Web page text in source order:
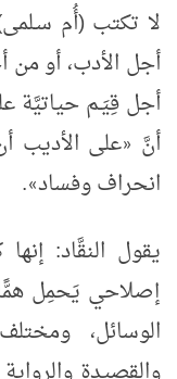
لا تكتب (أُم
أجل الأدب، أو من
أجل قِيَـم حياتيَّة
أنَّ «على الأديب
انحراف وفساد»
.
يقول النقَّاد:
إصلاحي يَحمِل
الوسائل،